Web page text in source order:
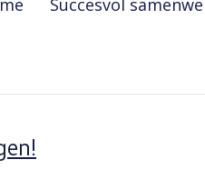
Succesvol